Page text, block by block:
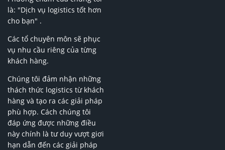
là: "Dịch vụ logistics tốt hơn
cho bạn" .
Các tổ chuyên môn sẽ phục
vụ nhu cầu riêng của từng
khách hàng.
Chúng tôi đảm nhận những
thách thức logistics từ khách
hàng và tạo ra các giải pháp
phù hợp. Cách chúng tôi
đáp ứng được những điều
này chính là tư duy vượt giơi
hạn dẫn đến các giải pháp